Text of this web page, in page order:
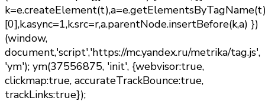
[0],k.async=1,k.src=r,a.parentNode.insertBefore(k,a) })
(window,
document,'script','https://mc.yandex.ru/metrika/tag.js',
'ym'); ym(37556875, 'init', {webvisor:true,
clickmap:true, accurateTrackBounce:true,
trackLinks:true});